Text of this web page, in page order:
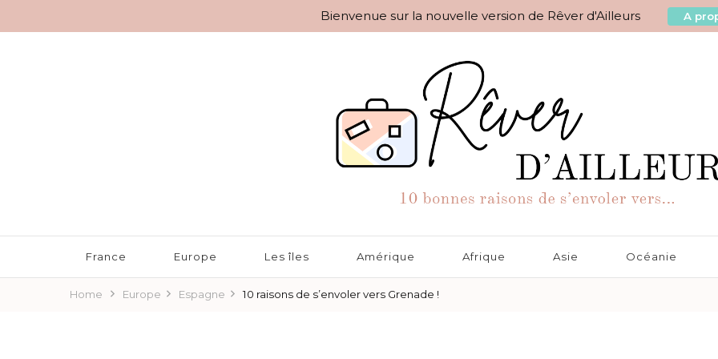
Bienvenue sur la nouvelle version de Rêver d'Ailleurs A
Rêver d'Ailleurs – 10 raisons de s'envoler vers…
France Europe Les îles Amérique Afrique Asie Océanie
Home Europe Espagne 10 raisons de s’envoler vers Grenade !